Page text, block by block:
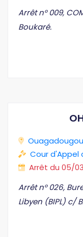
Arrêt n° 009,
Boukaré.
Ouagadougou
Cour d'Appel
Arrêt du 05/
Arrêt n° 026,
Libyen (BIPL) c/